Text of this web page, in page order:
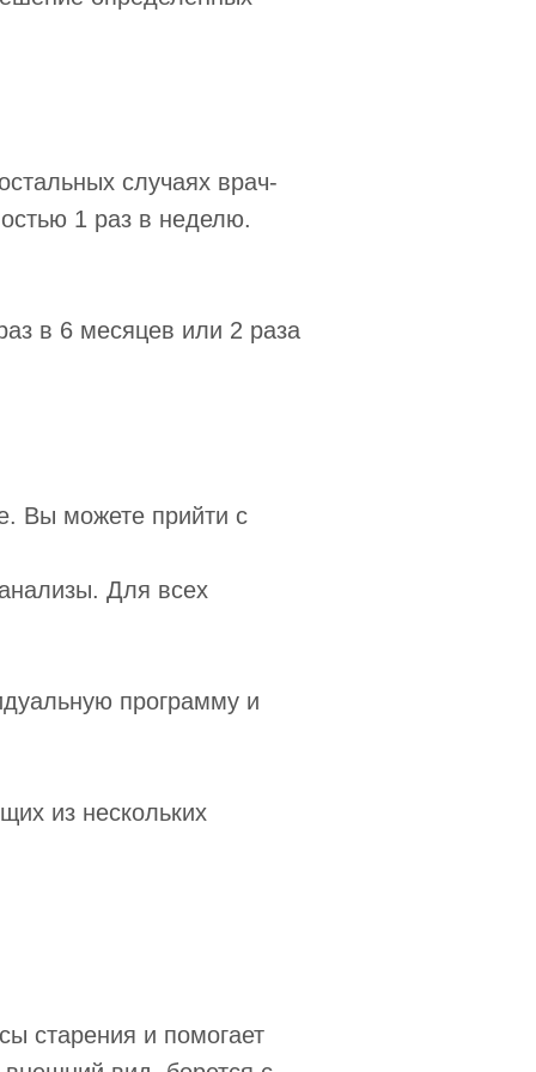
случаях врач-
1 раз в неделю.
в 6 месяцев или 2 раза
Вы можете прийти с
Для всех
программу и
из нескольких
старения и помогает